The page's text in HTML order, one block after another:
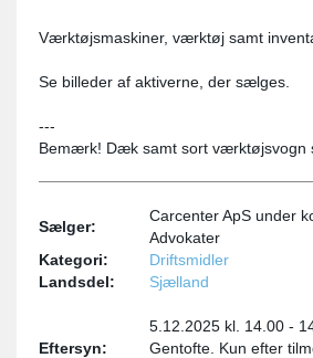
Værktøjsmaskiner, værktøj samt
Se billeder af aktiverne, der sælges.
---
Bemærk! Dæk samt sort værktøjsvogn
Sælger:
Carcenter ApS under
Advokater
Kategori:
Driftsmidler
Landsdel:
Sjælland
Eftersyn:
5.12.2025 kl. 14.00 -
Gentofte. Kun efter